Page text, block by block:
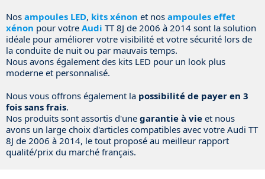
Nos ampoules LED, kits xénon et nos ampoules effet
xénon pour votre Audi TT 8J de 2006 à 2014 sont la solution
idéale pour améliorer votre visibilité et votre sécurité lors de
la conduite de nuit ou par mauvais temps.
Nous avons également des kits LED pour un look plus
moderne et personnalisé.
Nous vous offrons également la possibilité de payer en 3
fois sans frais.
Nos produits sont assortis d'une garantie à vie et nous
avons un large choix d'articles compatibles avec votre Audi TT
8J de 2006 à 2014, le tout proposé au meilleur rapport
qualité/prix du marché français.